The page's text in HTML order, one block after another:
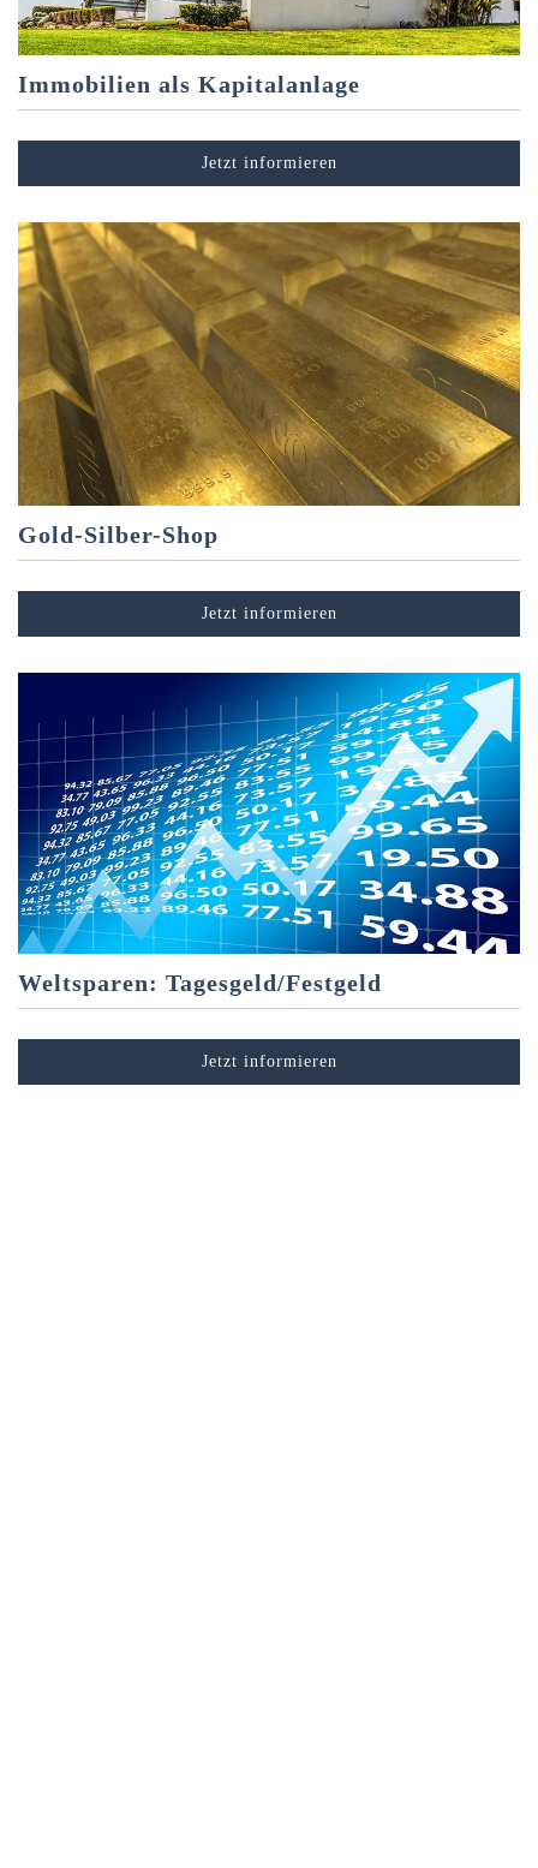
Immobilien als Kapitalanlage
Jetzt informieren
Gold-Silber-Shop
Jetzt informieren
Weltsparen: Tagesgeld/Festgeld
Jetzt informieren